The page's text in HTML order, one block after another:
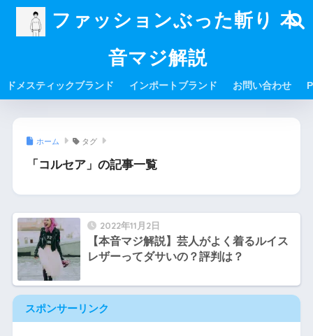
ファッションぶった斬り 本
音マジ解説
ドメスティックブランド インポートブランド お問い合わせ
ホーム タグ
「コルセア」の記事一覧
2022年11月2日
【本音マジ解説】芸人がよく着るルイス
レザーってダサいの？評判は？
スポンサーリンク